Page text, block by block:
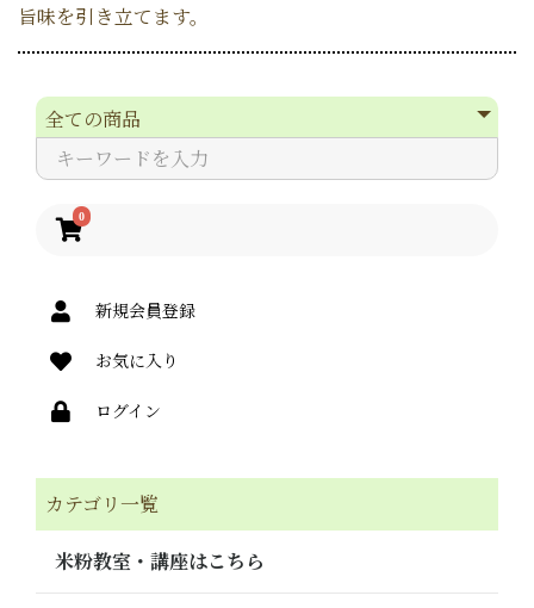
0
新規会員登録
お気に入り
ログイン
カテゴリ一覧
米粉教室・講座はこちら
旨味を引き立てます。